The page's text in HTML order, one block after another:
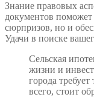
Знание правовых
документов
сюрпризов, но и
Удачи в поиске
Сельская
жизни и
города
всего, стоит